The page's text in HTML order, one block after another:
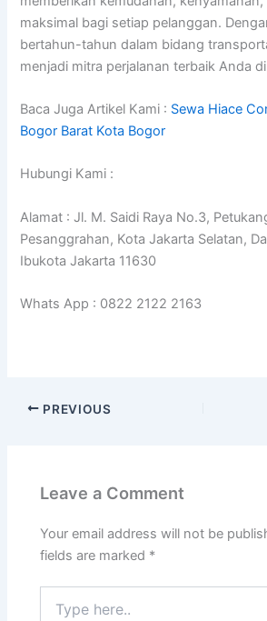
maksimal bagi setiap pelanggan.
bertahun-tahun dalam bidang
menjadi mitra perjalanan terbaik Anda
Baca Juga Artikel Kami : Sewa Hiace
Bogor Barat Kota Bogor
Hubungi Kami :
Alamat : Jl. M. Saidi Raya No.3,
Pesanggrahan, Kota Jakarta Selatan,
Ibukota Jakarta 11630
Whats App : 0822 2122 2163
PREVIOUS
Leave a Comment
Your email address will not be
fields are marked *
here..